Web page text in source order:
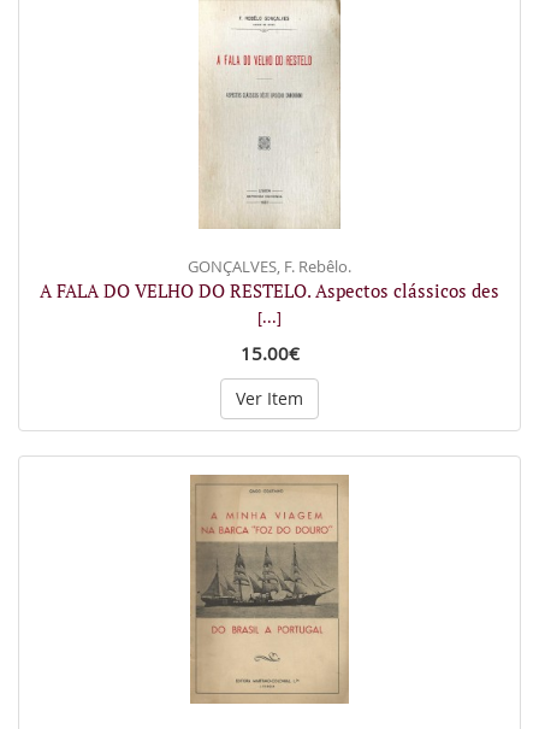
GONÇALVES, F. Rebêlo.
A FALA DO VELHO DO RESTELO. Aspectos clássicos des
[...]
15.00€
Ver Item